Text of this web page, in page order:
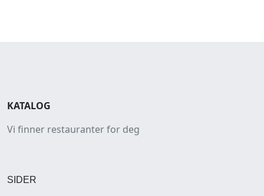
KATALOG
Vi finner restauranter for deg
SIDER